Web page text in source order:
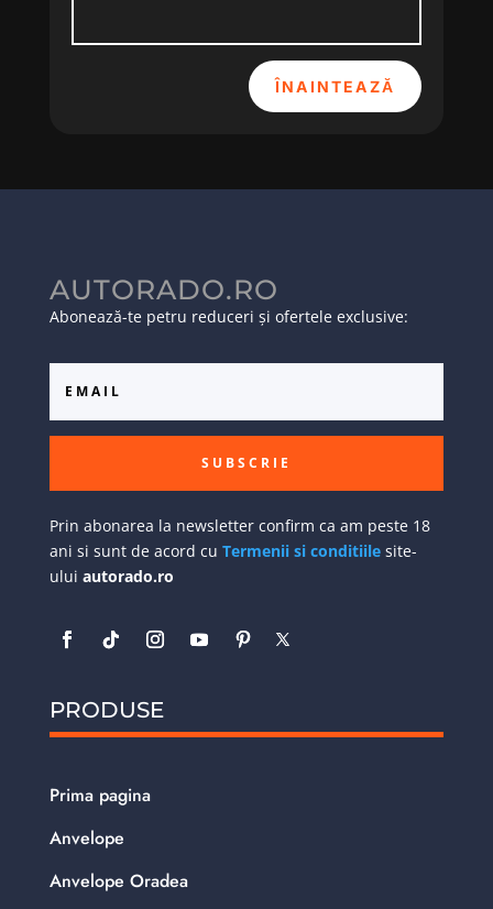
ÎNAINTEAZĂ
AUTORADO.RO
Abonează-te petru reduceri și ofertele exclusive:
SUBSCRIE
Prin abonarea la newsletter confirm ca am peste 18
ani si sunt de acord cu Termenii si conditiilesite-
ului autorado.ro
PRODUSE
Prima pagina
Anvelope
Anvelope Oradea